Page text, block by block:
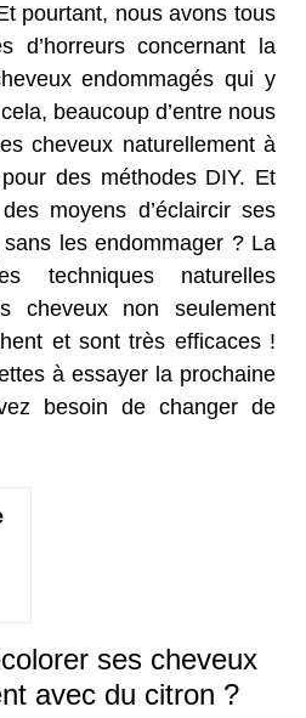
pourtant, nous avons tous
d’horreurs concernant la
endommagés qui y
beaucoup d’entre nous
cheveux naturellement à
des méthodes DIY. Et
moyens d’éclaircir ses
les endommager ? La
techniques naturelles
cheveux non seulement
et sont très efficaces !
à essayer la prochaine
besoin de changer de
ses cheveux
avec du citron ?